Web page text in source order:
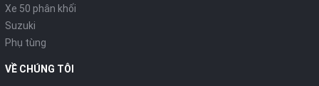
Xe 50 phân khối
Suzuki
Phụ tùng
VỀ CHÚNG TÔI